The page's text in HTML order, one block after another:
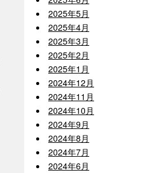
2025年5月
2025年4月
2025年3月
2025年2月
2025年1月
2024年12月
2024年11月
2024年10月
2024年9月
2024年8月
2024年7月
2024年6月